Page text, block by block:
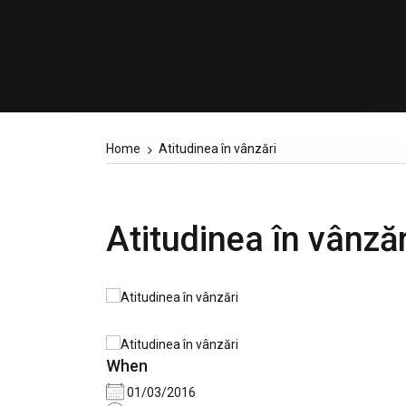
Home Atitudinea în vânzări
Atitudinea în
When
01/03/2016